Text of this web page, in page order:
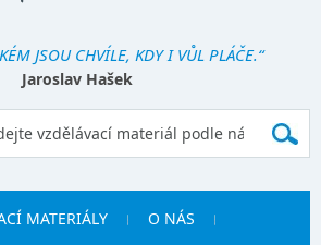
JSOU CHVÍLE, KDY I VŮL PLÁČE.“
Jaroslav Hašek
MATERIÁLY O NÁS